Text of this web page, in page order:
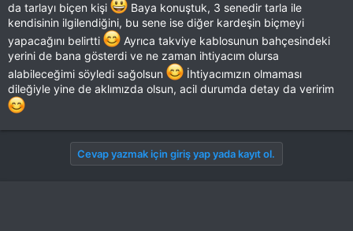
da tarlayı biçen kişi
Baya konuştuk, 3 senedir tarla ile
kendisinin ilgilendiğini, bu sene ise diğer kardeşin biçmeyi
yapacağını belirtti
Ayrıca takviye kablosunun bahçesindeki
yerini de bana gösterdi ve ne zaman ihtiyacım olursa
alabileceğimi söyledi sağolsun
İhtiyacımızın olmaması
dileğiyle yine de aklımızda olsun, acil durumda detay da veririm
Cevap yazmak için giriş yap yada kayıt ol.